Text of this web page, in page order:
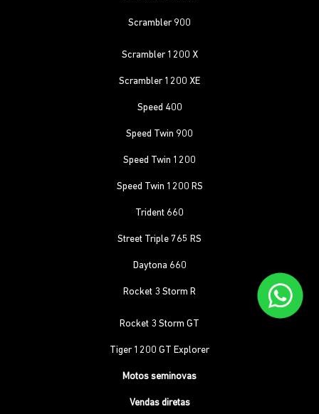
Scrambler 900
Scrambler 1200 X
Scrambler 1200 XE
Speed 400
Speed Twin 900
Speed Twin 1200
Speed Twin 1200 RS
Trident 660
Street Triple 765 RS
Daytona 660
Rocket 3 Storm R
Rocket 3 Storm GT
Tiger 1200 GT Explorer
Motos seminovas
Vendas diretas